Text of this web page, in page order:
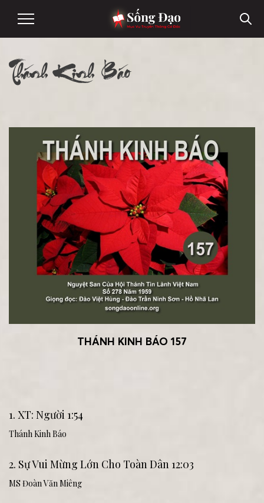
Thánh Kinh Báo
THÁNH KINH BÁO 157
1. XT: Người 1:54
Thánh Kinh Báo
2. Sự Vui Mừng Lớn Cho Toàn Dân 12:03
MS Đoàn Văn Miêng